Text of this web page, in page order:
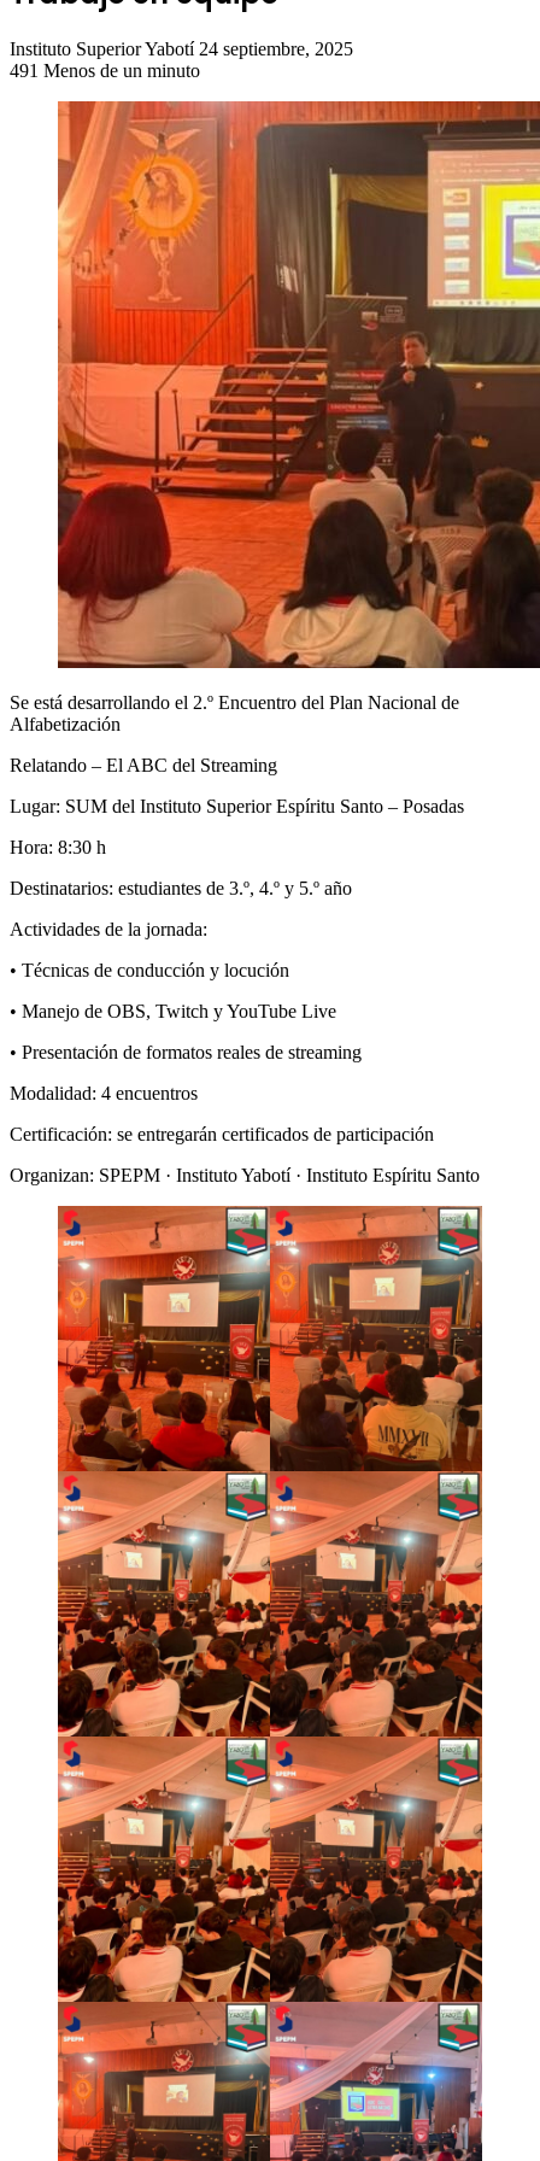
Instituto Superior Yabotí Send
an
24 septiembre, 2025
491 Menos de un minuto
Se está desarrollando el 2.º Encuentro del Plan Nacional de
Alfabetización
Relatando – El ABC del Streaming
Lugar: SUM del Instituto Superior Espíritu Santo – Posadas
Hora: 8:30 h
Destinatarios: estudiantes de 3.º, 4.º y 5.º año
Actividades de la jornada:
• Técnicas de conducción y locución
• Manejo de OBS, Twitch y YouTube Live
• Presentación de formatos reales de streaming
Modalidad: 4 encuentros
Certificación: se entregarán certificados de participación
Organizan: SPEPM · Instituto Yabotí · Instituto Espíritu Santo